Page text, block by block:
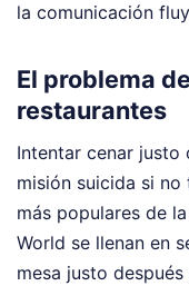
la comunicación
El problema
restaurantes
Intentar cenar justo
misión suicida si no
más populares de
World se llenan en
mesa justo